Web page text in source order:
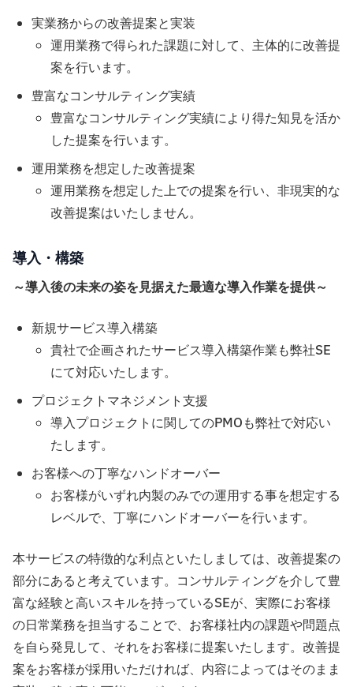
実業務からの改善提案と実装
運用業務で得られた課題に対して、主体的に改善提
案を行います。
豊富なコンサルティング実績
豊富なコンサルティング実績により得た知見を活か
した提案を行います。
運用業務を想定した改善提案
運用業務を想定した上での提案を行い、非現実的な
改善提案はいたしません。
導入・構築
～導入後の未来の姿を見据えた最適な導入作業を提供～
新規サービス導入構築
貴社で企画されたサービス導入構築作業も弊社SE
にて対応いたします。
プロジェクトマネジメント支援
導入プロジェクトに関してのPMOも弊社で対応い
たします。
お客様への丁寧なハンドオーバー
お客様がいずれ内製のみでの運用する事を想定する
レベルで、丁寧にハンドオーバーを行います。
本サービスの特徴的な利点といたしましては、改善提案の
部分にあると考えています。コンサルティングを介して豊
富な経験と高いスキルを持っているSEが、実際にお客様
の日常業務を担当することで、お客様社内の課題や問題点
を自ら発見して、それをお客様に提案いたします。改善提
案をお客様が採用いただければ、内容によってはそのまま